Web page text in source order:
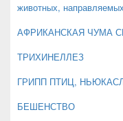
животных,
АФРИКАНСКАЯ ЧУМА
ТРИХИНЕЛЛЕЗ
ГРИПП ПТИЦ,
БЕШЕНСТВО